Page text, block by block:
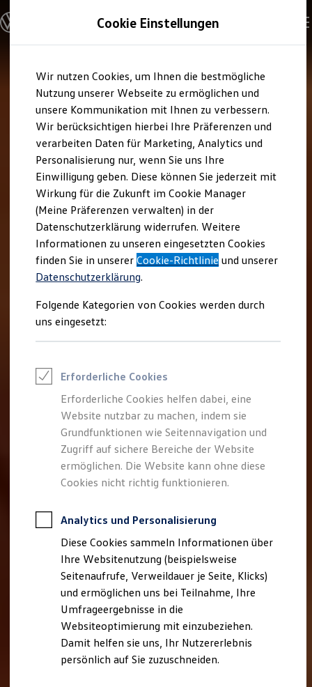
Hauptinhalt
springen
Footer
springen
Modelle und Konfigurator
Konfigurator
Modelle vergleichen
Elektroautos
ENERGY Sondermodelle
Nutzfahrzeuge
SUV und CUV
Familienautos
Kombis
Kompaktwagen
Sportwagen
Schnell verfügbare Fahrzeuge
Angebote und Produkte
Aktuelle Angebote
E-Auto-Förderung
Volkswagen Marktplatz
Die ENERGY Sondermodelle
Junge Gebrauchtwagen und Gebrauchtwagen
Volkswagen Zertifizierte Gebrauchtwagen
Elektromobilität bei Gebrauchtwagen
Saisonangebote
Reifenpakete
Leasing
Leasing-Angebote
Elektroauto Leasing
Kleinwagen-Leasing
Leasing ohne Anzahlung
Finanzierung
Autokredit mit Schlussrate
Versicherungen und Garantien
Kfz-Versicherung
Restschuldversicherungen
Garantien
Professional Class bei Volkswagen
Behörden
Direktkunden
Sonderfahrzeuge
Anpfiff zum Gewinn
Elektromobilität
Elektroautos
ID. Tutorials
Elektrofahrzeugkonzepte
ID. EVERY1
Reichweite
Cookie Einstellungen
Wir nutzen Cookies, um Ihnen die bestmögliche
Nutzung unserer Webseite zu ermöglichen und
unsere Kommunikation mit Ihnen zu verbessern.
Wir berücksichtigen hierbei Ihre Präferenzen und
verarbeiten Daten für Marketing, Analytics und
Personalisierung nur, wenn Sie uns Ihre
Einwilligung geben. Diese können Sie jederzeit mit
Wirkung für die Zukunft im Cookie Manager
(Meine Präferenzen verwalten) in der
Datenschutzerklärung widerrufen. Weitere
Informationen zu unseren eingesetzten Cookies
finden Sie in unsererCookie-Richtlinie und unserer
Datenschutzerklärung.
Folgende Kategorien von Cookies werden durch
uns eingesetzt:
Erforderliche Cookies
Erforderliche Cookies helfen dabei, eine
Website nutzbar zu machen, indem sie
Grundfunktionen wie Seitennavigation und
Zugriff auf sichere Bereiche der Website
ermöglichen. Die Website kann ohne diese
Cookies nicht richtig funktionieren.
Analytics und Personalisierung
Diese Cookies sammeln Informationen über
Ihre Websitenutzung (beispielsweise
Seitenaufrufe, Verweildauer je Seite, Klicks)
und ermöglichen uns bei Teilnahme, Ihre
Umfrageergebnisse in die
Websiteoptimierung mit einzubeziehen.
Damit helfen sie uns, Ihr Nutzererlebnis
persönlich auf Sie zuzuschneiden.